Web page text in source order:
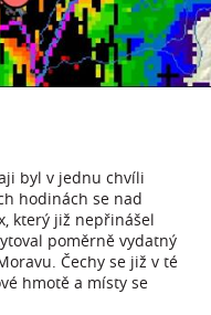
byl v jednu chvíli
hodinách se nad
který již nepřinášel
poměrně vydatný
Čechy se již v té
hmotě a místy se